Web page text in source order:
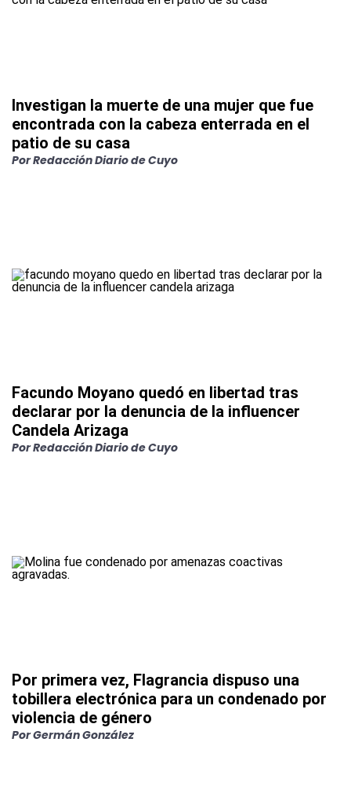
Investigan la muerte de una mujer que fue
encontrada con la cabeza enterrada en el
patio de su casa
PorRedacción Diario de Cuyo
Facundo Moyano quedó en libertad tras
declarar por la denuncia de la influencer
Candela Arizaga
PorRedacción Diario de Cuyo
Por primera vez, Flagrancia dispuso una
tobillera electrónica para un condenado por
violencia de género
PorGermán González